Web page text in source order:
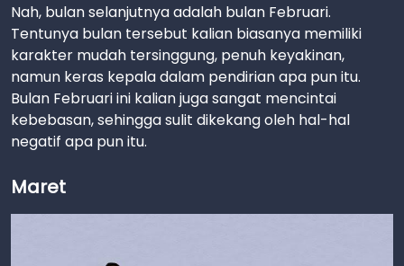
Nah, bulan selanjutnya adalah bulan Februari.
Tentunya bulan tersebut kalian biasanya memiliki
karakter mudah tersinggung, penuh keyakinan,
namun keras kepala dalam pendirian apa pun itu.
Bulan Februari ini kalian juga sangat mencintai
kebebasan, sehingga sulit dikekang oleh hal-hal
negatif apa pun itu.
Maret